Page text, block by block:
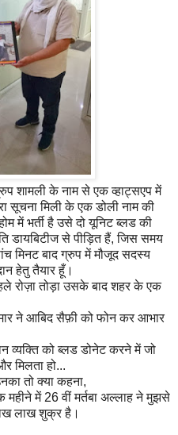
शामली के नाम से एक व्हाट्सएप में
सूचना मिली के एक डोली नाम की
में भर्ती है उसे दो यूनिट ब्लड की
डायबिटीज से पीड़ित हैं, जिस समय
मिनट बाद ग्रुप में मौजूद सदस्य
हेतु तैयार हूँ।
रोज़ा तोड़ा उसके बाद शहर के एक
ने आबिद सैफ़ी को फोन कर आभार
व्यक्ति को ब्लड डोनेट करने में जो
मिलता हो...
तो क्या कहना,
में 26 वीं मर्तबा अल्लाह ने मुझसे
लाख शुक्र है।